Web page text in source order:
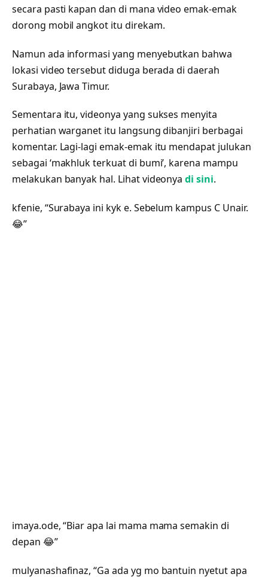
secara pasti kapan dan di mana video emak-emak
dorong mobil angkot itu direkam.
Namun ada informasi yang menyebutkan bahwa
lokasi video tersebut diduga berada di daerah
Surabaya, Jawa Timur.
Sementara itu, videonya yang sukses menyita
perhatian warganet itu langsung dibanjiri berbagai
komentar. Lagi-lagi emak-emak itu mendapat julukan
sebagai ‘makhluk terkuat di bumi’, karena mampu
melakukan banyak hal. Lihat videonyadi sini.
kfenie, “Surabaya ini kyk e. Sebelum kampus C Unair.
😂”
imaya.ode, “Biar apa lai mama mama semakin di
depan 😂”
mulyanashafinaz, “Ga ada yg mo bantuin nyetut apa